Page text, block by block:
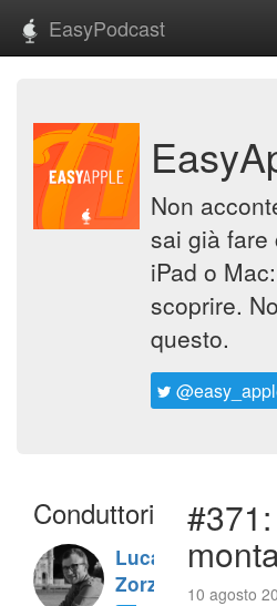
EasyPodcast
Non
sai già fare
iPad o
scoprire.
questo.
Conduttori
Luca
Zorzi
10 agosto